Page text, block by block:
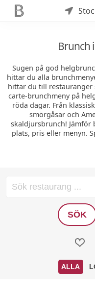
Brunch
Sugen på god
hittar du alla
hittar du till restauranger
carte-brunchmeny på
röda dagar. Från
smörgåsar och
skaldjursbrunch! Jämför
plats, pris eller menyn.
SÖK
ALLA